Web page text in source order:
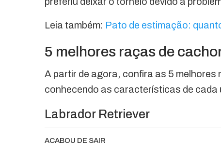
Leia também: Pato de estimação:
5 melhores raças de
A partir de agora, confira as 5
conhecendo as características de cada
Labrador Retriever
ACABOU DE SAIR